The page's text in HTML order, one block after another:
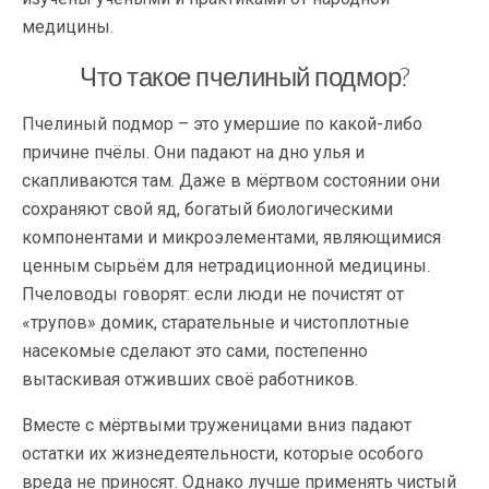
медицины.
Что такое пчелиный подмор?
Пчелиный подмор – это умершие по какой-либо
причине пчёлы. Они падают на дно улья и
скапливаются там. Даже в мёртвом состоянии они
сохраняют свой яд, богатый биологическими
компонентами и микроэлементами, являющимися
ценным сырьём для нетрадиционной медицины.
Пчеловоды говорят: если люди не почистят от
«трупов» домик, старательные и чистоплотные
насекомые сделают это сами, постепенно
вытаскивая отживших своё работников.
Вместе с мёртвыми труженицами вниз падают
остатки их жизнедеятельности, которые особого
вреда не приносят. Однако лучше применять чистый